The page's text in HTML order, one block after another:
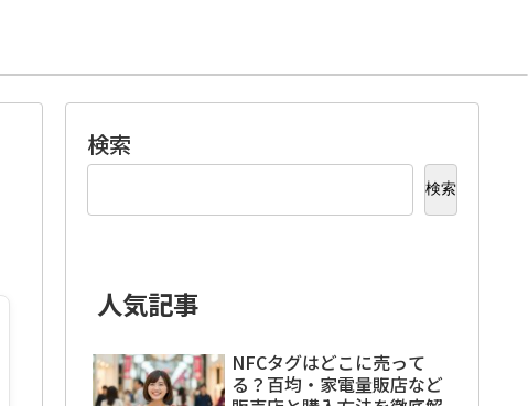
検索
検索
人気記事
NFCタグはどこに売って
る？百均・家電量販店など